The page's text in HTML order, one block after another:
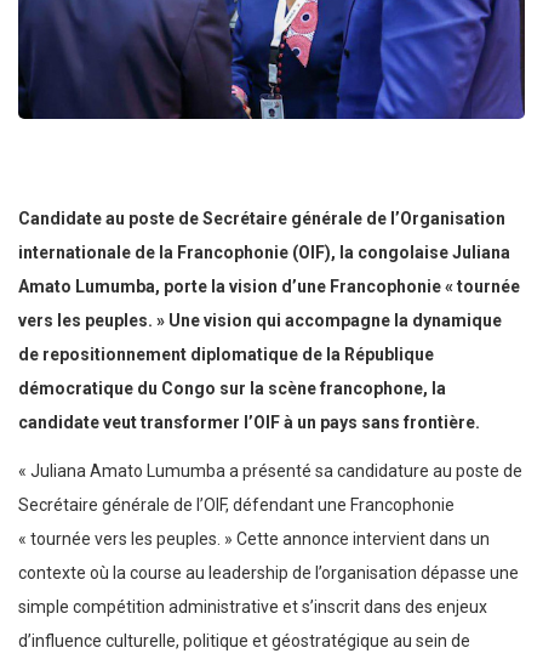
Candidate au poste de Secrétaire générale de l’Organisation
internationale de la Francophonie (OIF), la congolaise Juliana
Amato Lumumba, porte la vision d’une Francophonie « tournée
vers les peuples. » Une vision qui accompagne la dynamique
de repositionnement diplomatique de la République
démocratique du Congo sur la scène francophone, la
candidate veut transformer l’OIF à un pays sans frontière.
« Juliana Amato Lumumba a présenté sa candidature au poste de
Secrétaire générale de l’OIF, défendant une Francophonie
« tournée vers les peuples. » Cette annonce intervient dans un
contexte où la course au leadership de l’organisation dépasse une
simple compétition administrative et s’inscrit dans des enjeux
d’influence culturelle, politique et géostratégique au sein de